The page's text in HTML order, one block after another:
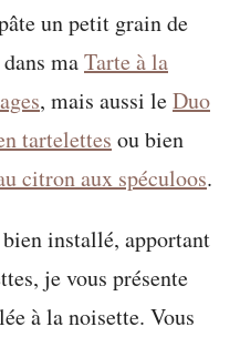
un petit grain de
maTarte à la
, mais aussi leDuo
tartelettes ou bien
citron aux spéculoos.
installé, apportant
je vous présente
à la noisette. Vous